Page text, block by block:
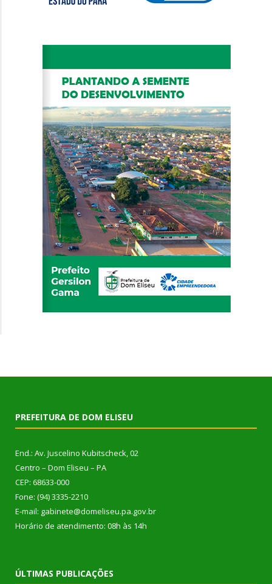
PREFEITURA DE DOM ELISEU
End.: Av. Juscelino Kubitscheck, 02
Centro – Dom Eliseu – PA
CEP: 68633-000
Fone: (94) 3335-2210
E-mail: gabinete@domeliseu.pa.gov.br
Horário de atendimento: 08h às 14h
ÚLTIMAS PUBLICAÇÕES